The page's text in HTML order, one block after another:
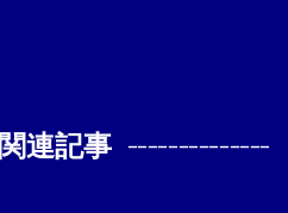
関連記事 --------------